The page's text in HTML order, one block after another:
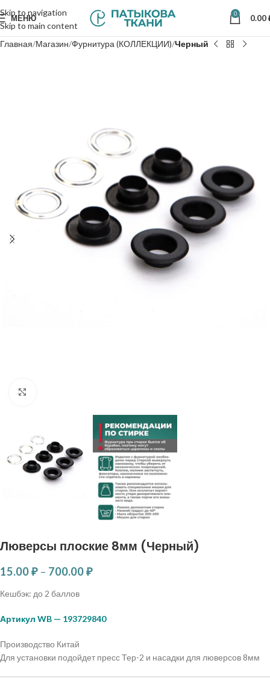
Skip to navigation
Skip to main content
МЕНЮ 0 0.00
Главная Магазин Фурнитура (КОЛЛЕКЦИИ) Черный
Люверсы плоские 8мм (Черный)
15.00₽ – 700.00₽
Кешбэк: до 2 баллов
Артикул WB — 193729840
Производство Китай
Для установки подойдет пресс Тер-2 и насадки для люверсов 8мм